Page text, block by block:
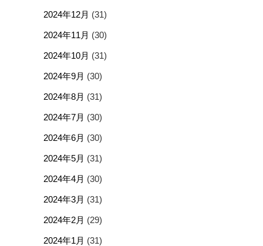
2024年12月 (31)
2024年11月 (30)
2024年10月 (31)
2024年9月 (30)
2024年8月 (31)
2024年7月 (30)
2024年6月 (30)
2024年5月 (31)
2024年4月 (30)
2024年3月 (31)
2024年2月 (29)
2024年1月 (31)